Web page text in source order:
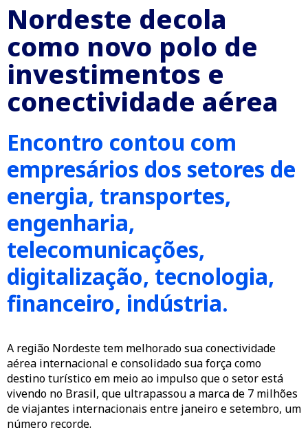
Nordeste decola
como novo polo de
investimentos e
conectividade aérea
Encontro contou com
empresários dos setores de
energia, transportes,
engenharia,
telecomunicações,
digitalização, tecnologia,
financeiro, indústria.
A região Nordeste tem melhorado sua conectividade
aérea internacional e consolidado sua força como
destino turístico em meio ao impulso que o setor está
vivendo no Brasil, que ultrapassou a marca de 7 milhões
de viajantes internacionais entre janeiro e setembro, um
número recorde.